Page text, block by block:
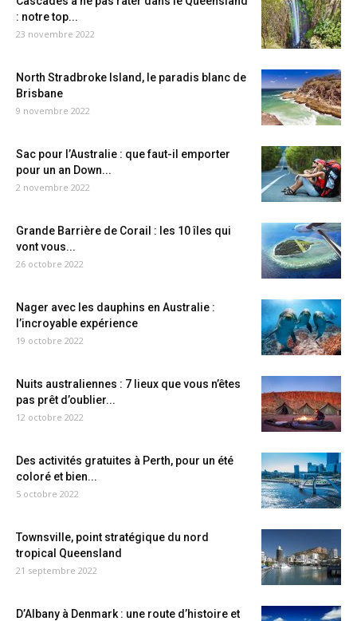
: notre top...
23 novembre 2022
North Stradbroke Island, le paradis blanc de
Brisbane
9 novembre 2022
Sac pour l’Australie : que faut-il emporter
pour un an Down...
2 novembre 2022
Grande Barrière de Corail : les 10 îles qui
vont vous...
26 octobre 2022
Nager avec les dauphins en Australie :
l’incroyable expérience
19 octobre 2022
Nuits australiennes : 7 lieux que vous n’êtes
pas prêt d’oublier...
12 octobre 2022
Des activités gratuites à Perth, pour un été
coloré et bien...
5 octobre 2022
Townsville, point stratégique du nord
tropical Queensland
21 septembre 2022
D’Albany à Denmark : une route d’histoire et